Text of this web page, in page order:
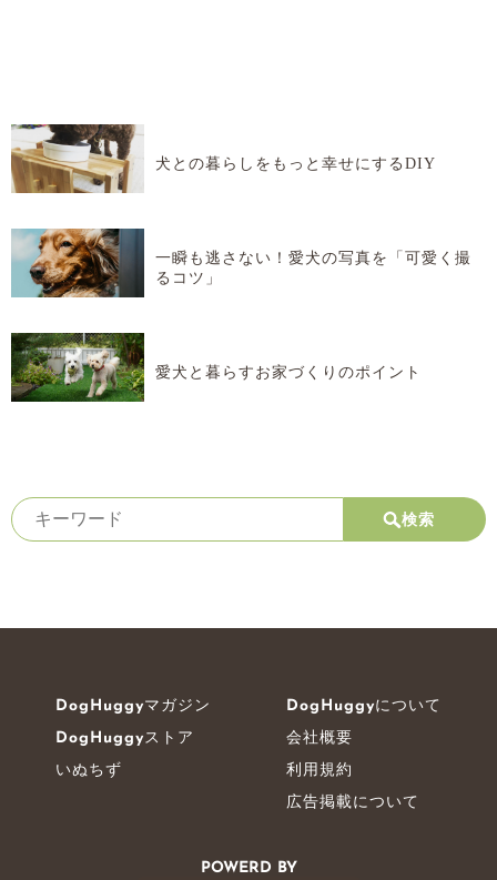
犬との暮らしをもっと幸せにするDIY
一瞬も逃さない！愛犬の写真を「可愛く撮
るコツ」
愛犬と暮らすお家づくりのポイント
検索
POWERD BY
DogHuggyマガジン
DogHuggyストア
いぬちず
DogHuggyについて
会社概要
利用規約
広告掲載について